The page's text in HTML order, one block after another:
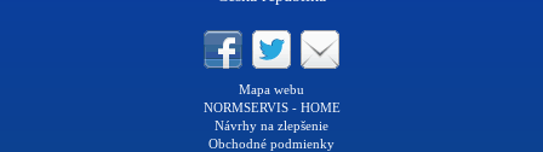
Mapa webu
NORMSERVIS - HOME
Návrhy na zlepšenie
Obchodné podmienky